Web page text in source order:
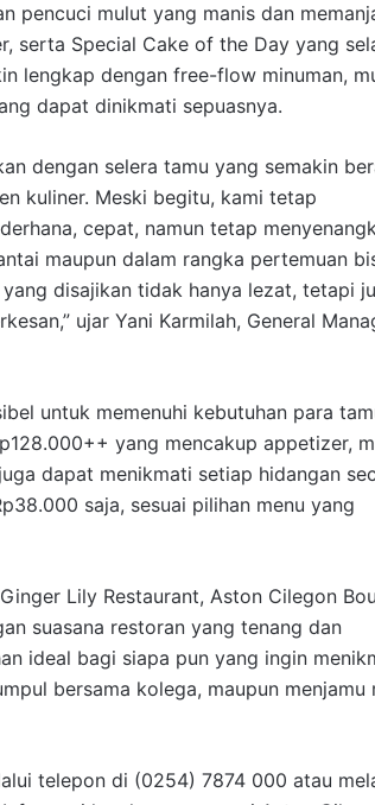
pencuci mulut yang manis dan
serta Special Cake of the Day yang
lengkap dengan free-flow minuman,
dapat dinikmati sepuasnya.
dengan selera tamu yang semakin
kuliner. Meski begitu, kami tetap
cepat, namun tetap
maupun dalam rangka pertemuan
disajikan tidak hanya lezat, tetapi
ujar Yani Karmilah, General
untuk memenuhi kebutuhan para
yang mencakup appetizer,
dapat menikmati setiap hidangan
saja, sesuai pilihan menu yang
Lily Restaurant, Aston Cilegon
suasana restoran yang tenang dan
ideal bagi siapa pun yang ingin
bersama kolega, maupun menjamu
telepon di (0254) 7874 000 atau